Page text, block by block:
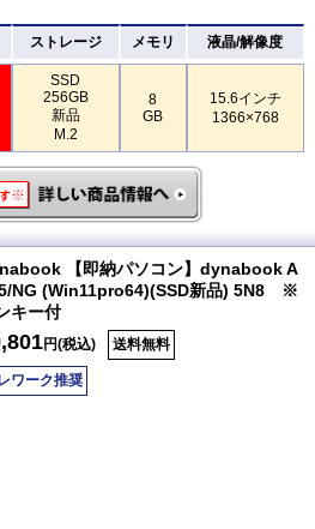
ストレージ メモリ 液晶/解像度
SSD
256GB
新品
M.2
8
GB
15.6インチ
1366×768
【即納パソコン】dynabook A
NG (Win11pro64)(SSD新品) 5N8 ※
キー付
円(税込) 送料無料
ワーク推奨